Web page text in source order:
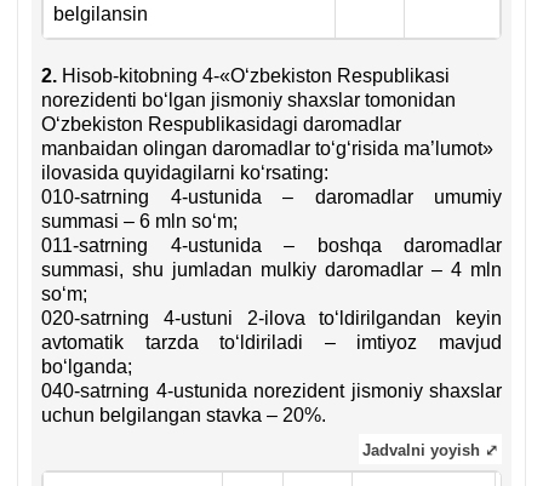
belgilansin
2. Hisob-kitobning 4-«Oʻzbekiston Respublikasi
norezidenti boʻlgan jismoniy shaхslar tomonidan
Oʻzbekiston Respublikasidagi daromadlar
manbaidan olingan daromadlar toʻgʻrisida ma’lumot»
ilovasida quyidagilarni koʻrsating:
010-satrning 4-ustunida – daromadlar umumiy
summasi – 6 mln soʻm;
011-satrning 4-ustunida – boshqa daromadlar
summasi, shu jumladan mulkiy daromadlar – 4 mln
soʻm;
020-satrning 4-ustuni 2-ilova toʻldirilgandan keyin
avtomatik tarzda toʻldiriladi – imtiyoz mavjud
boʻlganda;
040-satrning 4-ustunida norezident jismoniy shaхslar
uchun belgilangan stavka – 20%.
Jadvalni yoyish ⤢